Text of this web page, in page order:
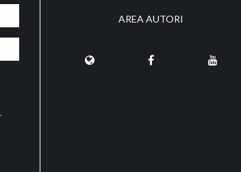
AREA AUTORI